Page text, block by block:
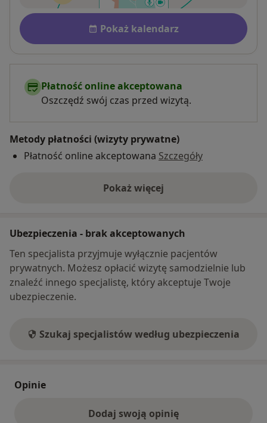
Dostępność
Pokaż kalendarz
Płatność online akceptowana
Oszczędź swój czas przed wizytą.
Metody płatności (wizyty prywatne)
Płatność online akceptowana Szczegóły
Pokaż więcej
o adresie
Ubezpieczenia - brak akceptowanych
Ten specjalista przyjmuje wyłącznie pacjentów
prywatnych. Możesz opłacić wizytę samodzielnie lub
znaleźć innego specjalistę, który akceptuje Twoje
ubezpieczenie.
Szukaj specjalistów według ubezpieczenia
Opinie
Dodaj swoją opinię